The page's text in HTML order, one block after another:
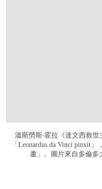
溫斯勞斯‧霍拉《達文西救
「Leonardus da Vinci pinxit
畫」。圖片來自多倫多